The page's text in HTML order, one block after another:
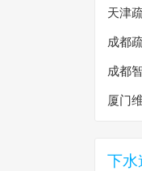
天津
成都
成都
厦门
下水